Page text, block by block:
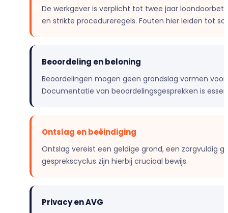
De werkgever is verplicht tot twee jaar
en strikte procedureregels. Fouten hier leiden tot
Beoordeling en beloning
Beoordelingen mogen geen grondslag vormen
Documentatie van beoordelingsgesprekken is
Ontslag en beëindiging
Ontslag vereist een geldige grond, een zorgvuldig
gesprekscyclus zijn hierbij cruciaal bewijs.
Privacy en AVG